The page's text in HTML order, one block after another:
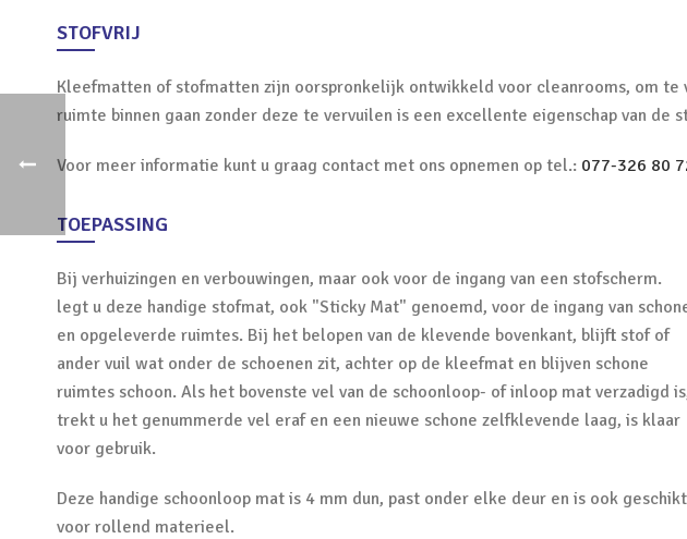
STOFVRIJ
Kleefmatten of stofmatten zijn oorspronkelijk ontwikkeld voor cleanrooms, om
ruimte binnen gaan zonder deze te vervuilen is een excellente eigenschap van
Voor meer informatie kunt u graag contact met ons opnemen op tel.: 077-326 80
TOEPASSING
Bij verhuizingen en verbouwingen, maar ook voor de ingang van een stofscherm.
legt u deze handige stofmat, ook "Sticky Mat" genoemd, voor de ingang van
en opgeleverde ruimtes. Bij het belopen van de klevende bovenkant, blijft stof of
ander vuil wat onder de schoenen zit, achter op de kleefmat en blijven schone
ruimtes schoon. Als het bovenste vel van de schoonloop- of inloop mat verzadigd
trekt u het genummerde vel eraf en een nieuwe schone zelfklevende laag, is klaar
voor gebruik.
Deze handige schoonloop mat is 4 mm dun, past onder elke deur en is ook geschikt
voor rollend materieel.